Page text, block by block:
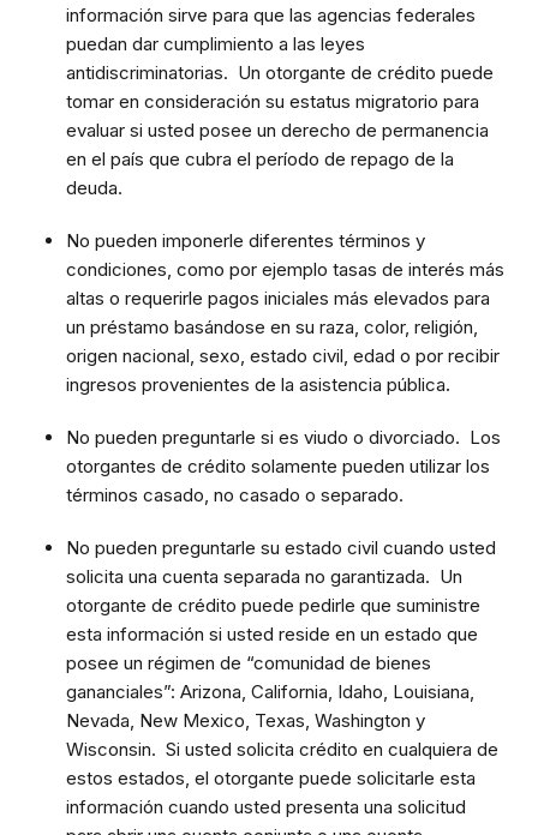
información sirve para que las agencias federales
puedan dar cumplimiento a las leyes
antidiscriminatorias. Un otorgante de crédito puede
tomar en consideración su estatus migratorio para
evaluar si usted posee un derecho de permanencia
en el país que cubra el período de repago de la
deuda.
No pueden imponerle diferentes términos y
condiciones, como por ejemplo tasas de interés más
altas o requerirle pagos iniciales más elevados para
un préstamo basándose en su raza, color, religión,
origen nacional, sexo, estado civil, edad o por recibir
ingresos provenientes de la asistencia pública.
No pueden preguntarle si es viudo o divorciado. Los
otorgantes de crédito solamente pueden utilizar los
términos casado, no casado o separado.
No pueden preguntarle su estado civil cuando usted
solicita una cuenta separada no garantizada. Un
otorgante de crédito puede pedirle que suministre
esta información si usted reside en un estado que
posee un régimen de “comunidad de bienes
gananciales”: Arizona, California, Idaho, Louisiana,
Nevada, New Mexico, Texas, Washington y
Wisconsin. Si usted solicita crédito en cualquiera de
estos estados, el otorgante puede solicitarle esta
información cuando usted presenta una solicitud